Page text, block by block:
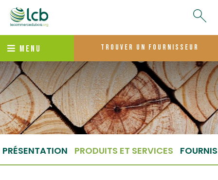
MENU trouver un fournisseur
PRÉSENTATION PRODUITS ET SERVICES